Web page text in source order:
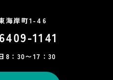
海岸町1-46
1141
8：30〜17：30